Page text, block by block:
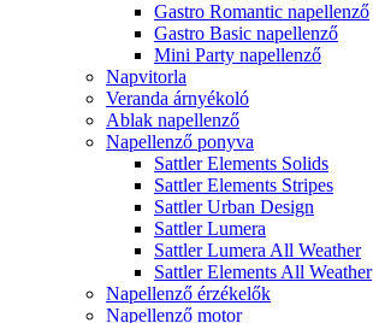
Gastro Romantic napellenző
Gastro Basic napellenző
Mini Party napellenző
Napvitorla
Veranda árnyékoló
Ablak napellenző
Napellenző ponyva
Sattler Elements Solids
Sattler Elements Stripes
Sattler Urban Design
Sattler Lumera
Sattler Lumera All Weather
Sattler Elements All Weather
Napellenző érzékelők
Napellenző motor